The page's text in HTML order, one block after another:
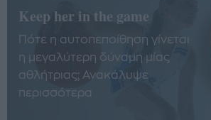
Keep her in the game
Πότε η αυτοπεποίθηση γίνεται
η μεγαλύτερη δύναμη μίας
αθλήτριας; Ανακάλυψε
περισσότερα